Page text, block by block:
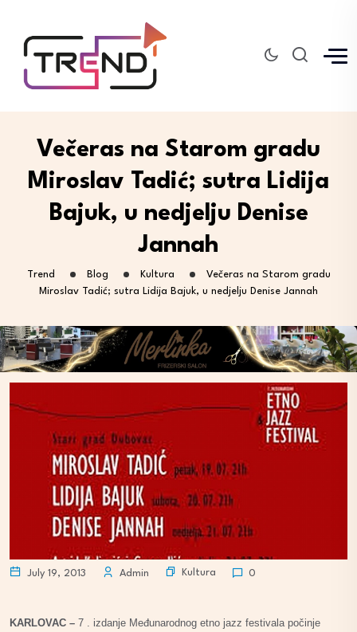
Večeras na Starom gradu
Miroslav Tadić; sutra Lidija
Bajuk, u nedjelju Denise
Jannah
Trend Blog Kultura
Večeras na Starom gradu
Miroslav Tadić; sutra Lidija Bajuk, u nedjelju Denise Jannah
July 19, 2013 Admin Kultura 0
KARLOVAC – 7 . izdanje Međunarodnog etno jazz festivala počinje